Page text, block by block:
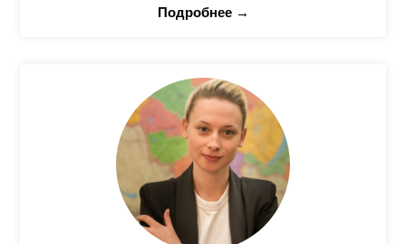
Подробнее →